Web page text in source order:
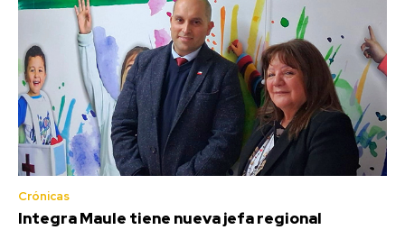
Crónicas
Integra Maule tiene nueva jefa regional